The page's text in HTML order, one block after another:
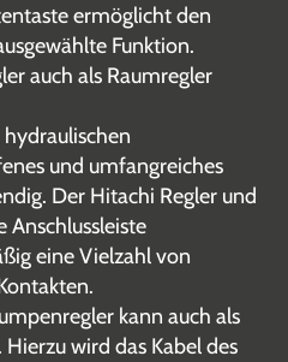
ermöglicht den
Funktion.
auch als Raumregler
und umfangreiches
Der Hitachi Regler und
eine Vielzahl von
kann auch als
wird das Kabel des